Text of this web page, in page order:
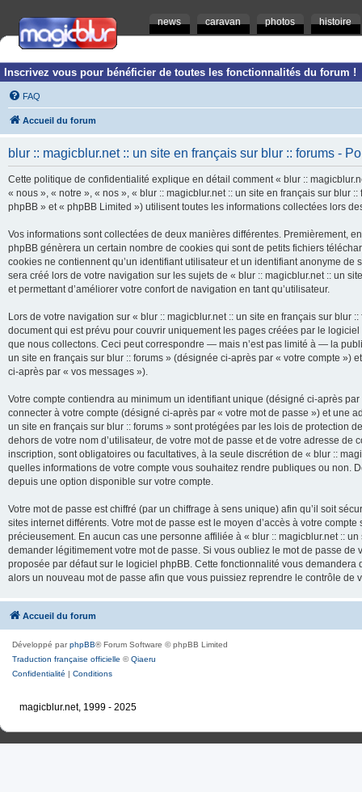
news caravan photos histoire
Inscrivez vous pour bénéficier de toutes les fonctionnalités du forum !
FAQ
Accueil du forum
blur :: magicblur.net :: un site en français sur blur :: forums -
Cette politique de confidentialité explique en détail comment « blur ::
« nous », « notre », « nos », « blur :: magicblur.net :: un site en français sur blur
phpBB » et « phpBB Limited ») utilisent toutes les informations collectées lors
Vos informations sont collectées de deux manières différentes. Premièrement,
phpBB génèrera un certain nombre de cookies qui sont de petits fichiers
cookies ne contiennent qu’un identifiant utilisateur et un identifiant anonyme
sera créé lors de votre navigation sur les sujets de « blur :: magicblur.net :: un
et permettant d’améliorer votre confort de navigation en tant qu’utilisateur.
Lors de votre navigation sur « blur :: magicblur.net :: un site en français sur
document qui est prévu pour couvrir uniquement les pages créées par le
que nous collectons. Ceci peut correspondre — mais n’est pas limité à — la
un site en français sur blur :: forums » (désignée ci-après par « votre compte
ci-après par « vos messages »).
Votre compte contiendra au minimum un identifiant unique (désigné ci-après
connecter à votre compte (désigné ci-après par « votre mot de passe ») et une
un site en français sur blur :: forums » sont protégées par les lois de protection
dehors de votre nom d’utilisateur, de votre mot de passe et de votre adresse
inscription, sont obligatoires ou facultatives, à la seule discrétion de « blur ::
quelles informations de votre compte vous souhaitez rendre publiques ou non.
depuis une option disponible sur votre compte.
Votre mot de passe est chiffré (par un chiffrage à sens unique) afin qu’il soit
sites internet différents. Votre mot de passe est le moyen d’accès à votre
précieusement. En aucun cas une personne affiliée à « blur :: magicblur.net ::
demander légitimement votre mot de passe. Si vous oubliez le mot de passe
proposée par défaut sur le logiciel phpBB. Cette fonctionnalité vous
alors un nouveau mot de passe afin que vous puissiez reprendre le contrôle de
Accueil du forum
Développé parphpBB® Forum Software © phpBB Limited
Traduction française officielle ©Qiaeru
Confidentialité | Conditions
magicblur.net, 1999 - 2025